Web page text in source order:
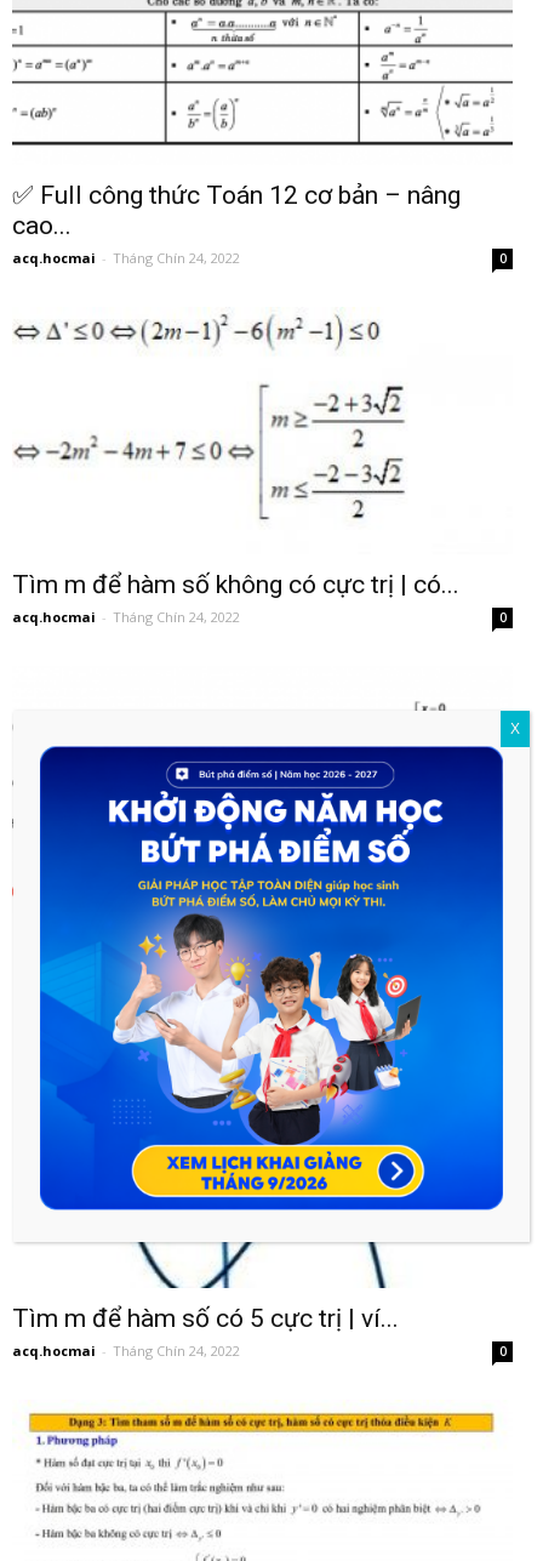
✅ Full công thức Toán 12 cơ bản – nâng
cao...
acq.hocmai - Tháng Chín 24, 2022 0
Tìm m để hàm số không có cực trị | có...
acq.hocmai - Tháng Chín 24, 2022 0
Tìm m để hàm số có 7 cực trị | ví...
Tháng Chín 24, 2022
Tìm m để hàm số có 5 cực trị | ví...
acq.hocmai - Tháng Chín 24, 2022 0
X